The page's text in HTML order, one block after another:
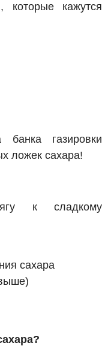
которые кажутся
газировки
ложек сахара!
к сладкому
сахара